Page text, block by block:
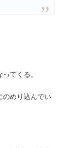
てくる。
のめり込んでい